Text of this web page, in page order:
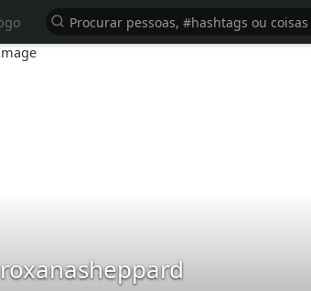
roxanasheppard